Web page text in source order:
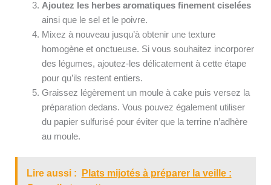
Ajoutez les herbes aromatiques finement ciselées
ainsi que le sel et le poivre.
Mixez à nouveau jusqu’à obtenir une texture
homogène et onctueuse. Si vous souhaitez incorporer
des légumes, ajoutez-les délicatement à cette étape
pour qu’ils restent entiers.
Graissez légèrement un moule à cake puis versez la
préparation dedans. Vous pouvez également utiliser
du papier sulfurisé pour éviter que la terrine n’adhère
au moule.
Lire aussi :
Plats mijotés à préparer la veille :